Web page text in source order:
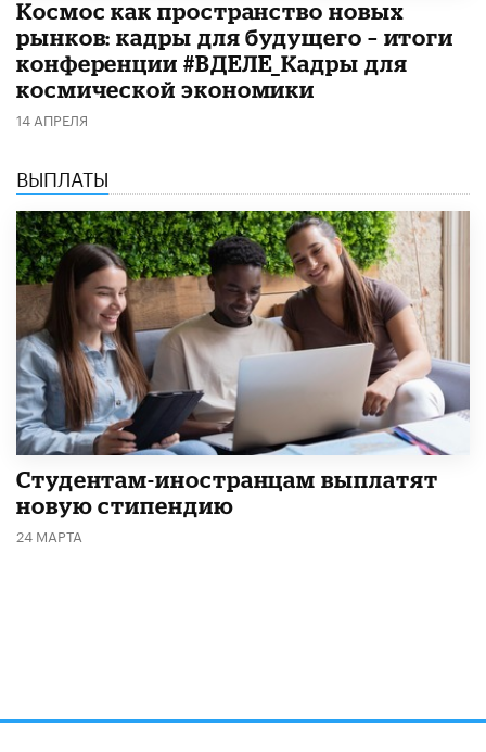
Космос как пространство новых
рынков: кадры для будущего – итоги
конференции #ВДЕЛЕ_Кадры для
космической экономики
14 АПРЕЛЯ
ВЫПЛАТЫ
Студентам-иностранцам выплатят
новую стипендию
24 МАРТА